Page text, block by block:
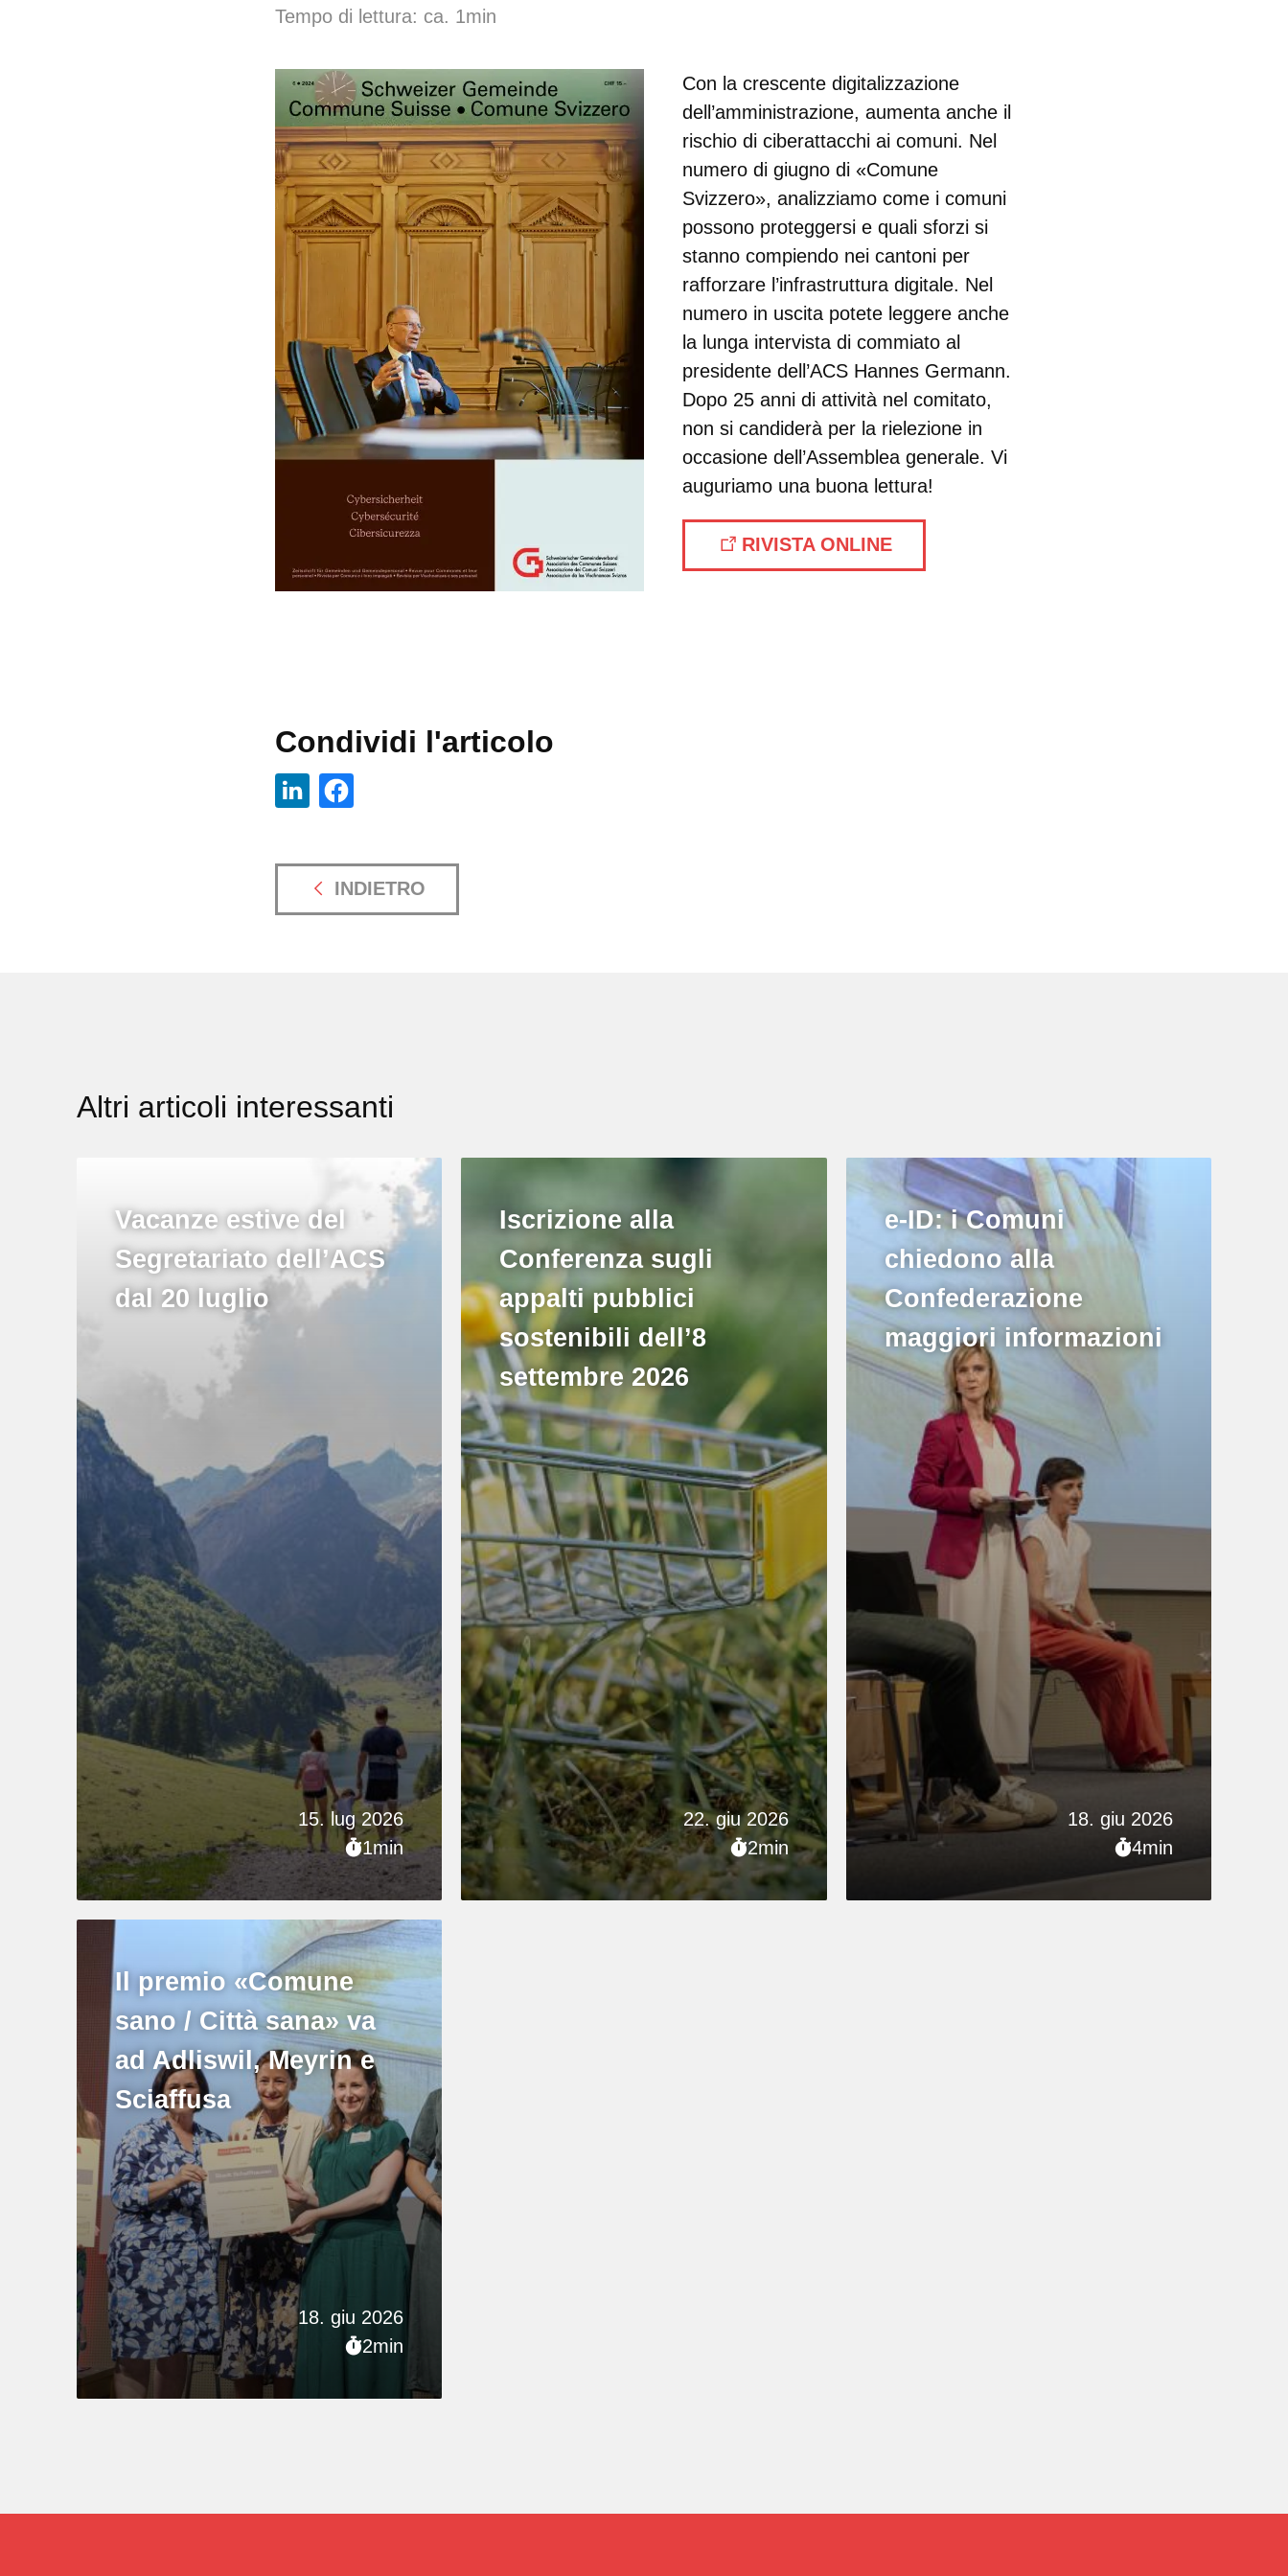
Tempo di lettura: ca. 1min
Con la crescente digitalizzazione
dell’amministrazione, aumenta anche il
rischio di ciberattacchi ai comuni. Nel
numero di giugno di «Comune
Svizzero», analizziamo come i comuni
possono proteggersi e quali sforzi si
stanno compiendo nei cantoni per
rafforzare l’infrastruttura digitale. Nel
numero in uscita potete leggere anche
la lunga intervista di commiato al
presidente dell’ACS Hannes Germann.
Dopo 25 anni di attività nel comitato,
non si candiderà per la rielezione in
occasione dell’Assemblea generale. Vi
auguriamo una buona lettura!
RIVISTA ONLINE
Condividi l'articolo
INDIETRO
Altri articoli interessanti
15. lug 2026
1min
Vacanze estive del
Segretariato dell’ACS
dal 20 luglio
22. giu 2026
2min
Iscrizione alla
Conferenza sugli
appalti pubblici
sostenibili dell’8
settembre 2026
18. giu 2026
4min
e-ID: i Comuni
chiedono alla
Confederazione
maggiori informazioni
18. giu 2026
2min
Il premio «Comune
sano / Città sana» va
ad Adliswil, Meyrin e
Sciaffusa